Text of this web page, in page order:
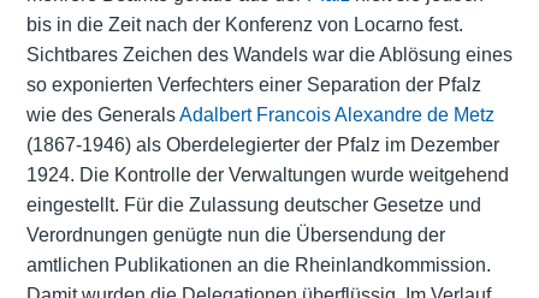
bis in die Zeit nach der Konferenz von Locarno fest.
Sichtbares Zeichen des Wandels war die Ablösung eines
so exponierten Verfechters einer Separation der Pfalz
wie des GeneralsAdalbert Francois Alexandre de Metz
(1867-1946) als Oberdelegierter der Pfalz im Dezember
1924. Die Kontrolle der Verwaltungen wurde weitgehend
eingestellt. Für die Zulassung deutscher Gesetze und
Verordnungen genügte nun die Übersendung der
amtlichen Publikationen an die Rheinlandkommission.